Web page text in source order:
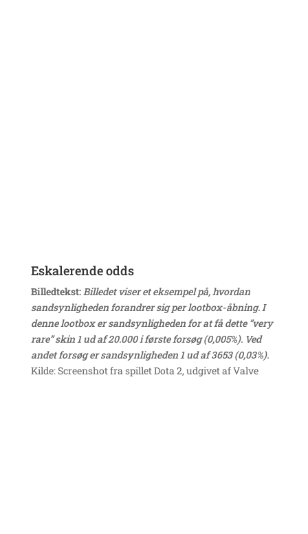
Eskalerende odds
Billedtekst:Billedet viser et eksempel på, hvordan
sandsynligheden forandrer sig per lootbox-åbning. I
denne lootbox er sandsynligheden for at få dette ”very
rare” skin 1 ud af 20.000 i første forsøg (0,005%). Ved
andet forsøg er sandsynligheden 1 ud af 3653 (0,03%).
Kilde: Screenshot fra spillet Dota 2, udgivet af Valve